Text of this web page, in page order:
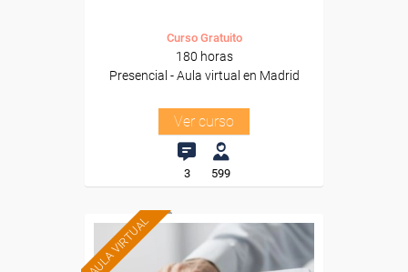
Curso Gratuito
180 horas
Presencial - Aula virtual en Madrid
Ver curso
3 599
AULA VIRTUAL